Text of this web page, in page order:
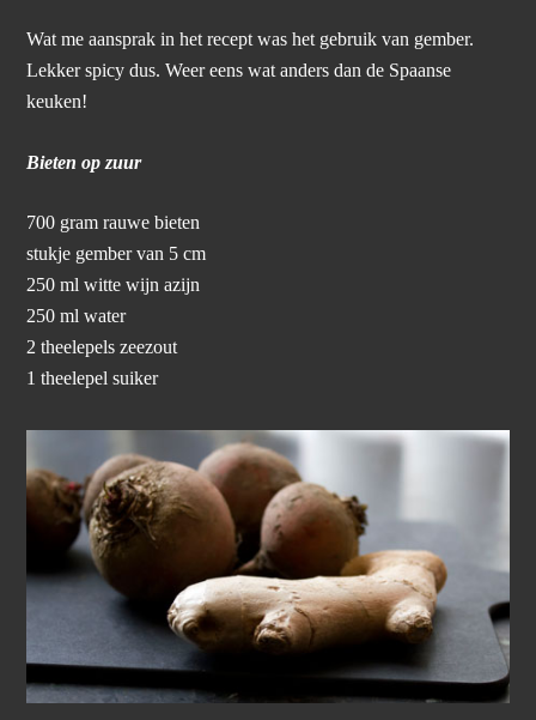
Wat me aansprak in het recept was het gebruik van gember.
Lekker spicy dus. Weer eens wat anders dan de Spaanse
keuken!
Bieten op zuur
700 gram rauwe bieten
stukje gember van 5 cm
250 ml witte wijn azijn
250 ml water
2 theelepels zeezout
1 theelepel suiker